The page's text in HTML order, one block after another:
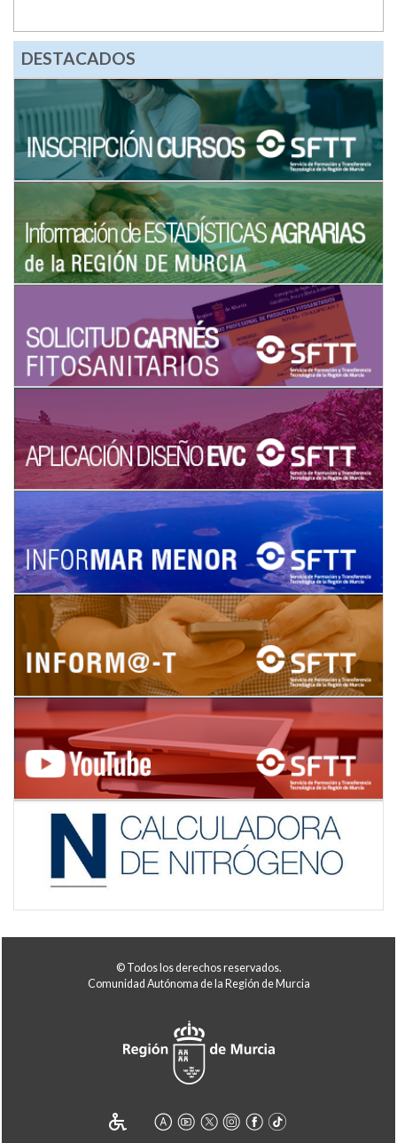
DESTACADOS
© Todos los derechos reservados.
Comunidad Autónoma de la Región de Murcia